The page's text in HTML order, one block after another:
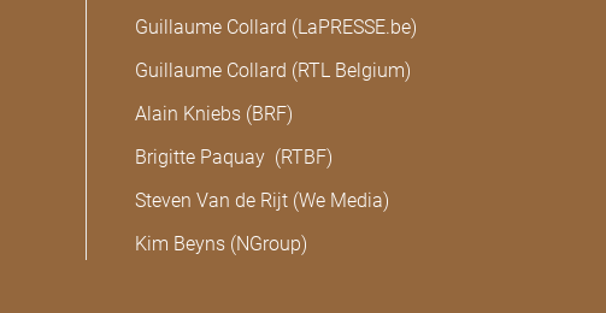
Guillaume Collard (LaPRESSE.be)
Guillaume Collard (RTL Belgium)
Alain Kniebs (BRF)
Brigitte Paquay (RTBF)
Steven Van de Rijt (We Media)
Kim Beyns (NGroup)